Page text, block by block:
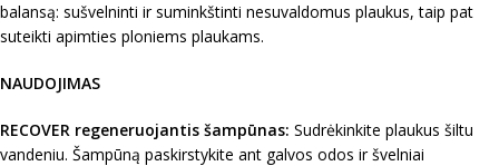
balansą: sušvelninti ir suminkštinti nesuvaldomus plaukus, taip pat
suteikti apimties ploniems plaukams.
NAUDOJIMAS
RECOVER regeneruojantis šampūnas: Sudrėkinkite plaukus šiltu
vandeniu. Šampūną paskirstykite ant galvos odos ir švelniai